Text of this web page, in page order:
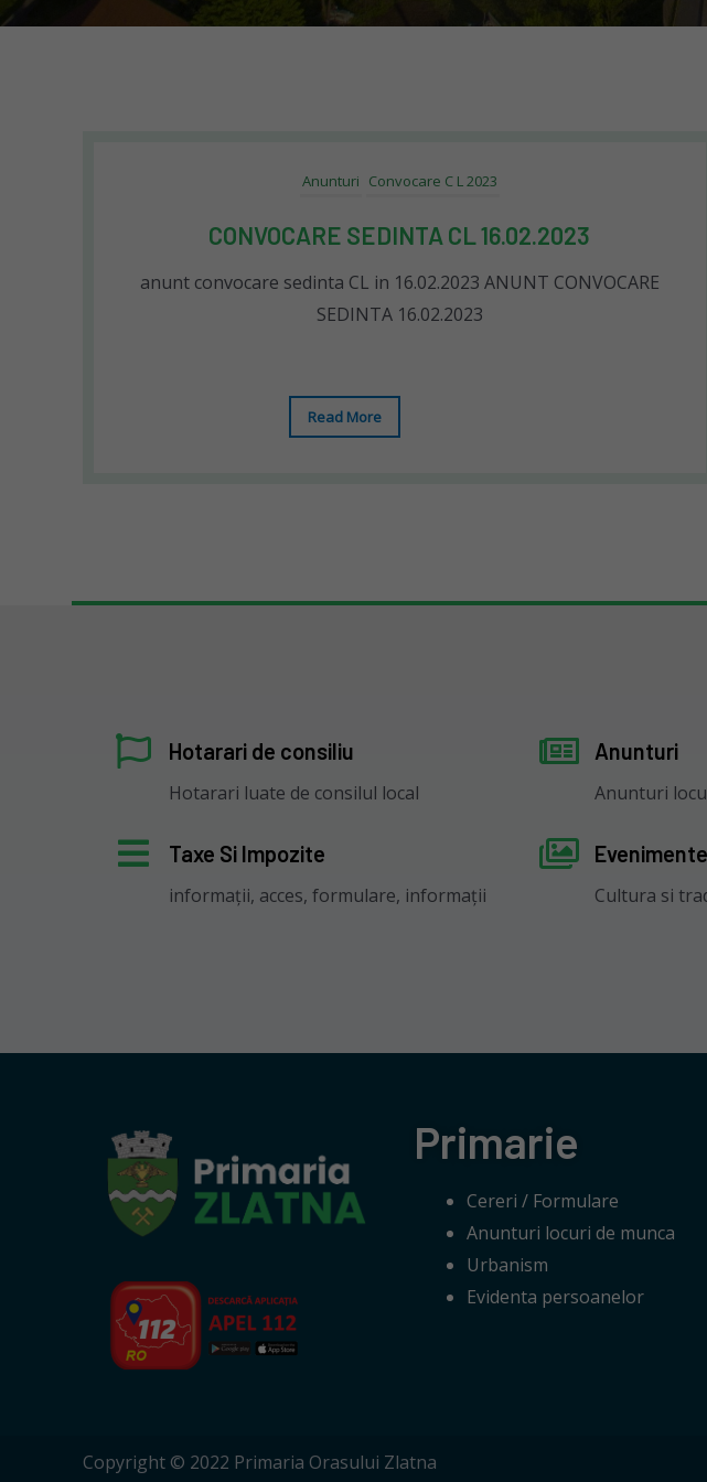
Anunturi Convocare C L 2023
CONVOCARE SEDINTA CL 16.02.2023
anunt convocare sedinta CL in 16.02.2023 ANUNT CONVOCARE
SEDINTA 16.02.2023
Read More
Hotarari de consiliu
Hotarari luate de consilul local
Taxe Si Impozite
informații, acces, formulare, informații
Anunturi
Anunturi
Cultura si
Primarie
Cereri / Formulare
Anunturi locuri de munca
Urbanism
Evidenta persoanelor
Copyright © 2022 Primaria Orasului Zlatna